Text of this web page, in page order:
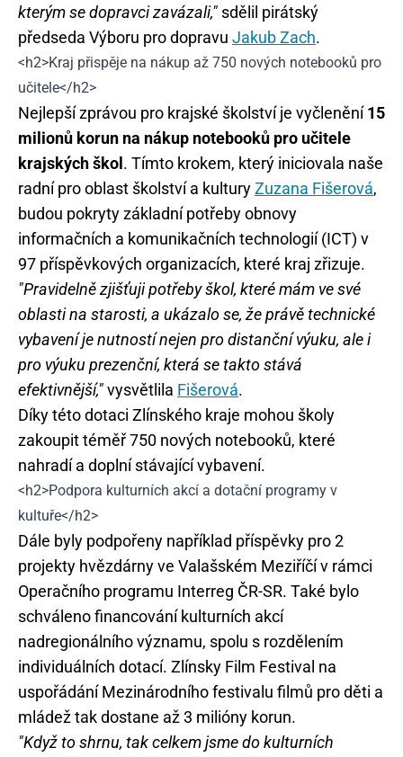
kterým se dopravci zavázali," sdělil pirátský
předseda Výboru pro dopravu Jakub Zach.
<h2>Kraj přispěje na nákup až 750 nových notebooků pro
učitele</h2>
Nejlepší zprávou pro krajské školství je vyčlenění15
milionů korun na nákup notebooků pro učitele
krajských škol . Tímto krokem, který iniciovala naše
radní pro oblast školství a kulturyZuzana Fišerová,
budou pokryty základní potřeby obnovy
informačních a komunikačních technologií (ICT) v
97 příspěvkových organizacích, které kraj zřizuje.
"Pravidelně zjišťuji potřeby škol, které mám ve své
oblasti na starosti, a ukázalo se, že právě technické
vybavení je nutností nejen pro distanční výuku, ale i
pro výuku prezenční, která se takto stává
efektivnější,"vysvětlila Fišerová.
Díky této dotaci Zlínského kraje mohou školy
zakoupit téměř 750 nových notebooků, které
nahradí a doplní stávající vybavení.
<h2>Podpora kulturních akcí a dotační programy v
kultuře</h2>
Dále byly podpořeny například příspěvky pro 2
projekty hvězdárny ve Valašském Meziříčí v rámci
Operačního programu Interreg ČR-SR. Také bylo
schváleno financování kulturních akcí
nadregionálního významu, spolu s rozdělením
individuálních dotací. Zlínsky Film Festival na
uspořádání Mezinárodního festivalu filmů pro děti a
mládež tak dostane až 3 milióny korun.
"Když to shrnu, tak celkem jsme do kulturních